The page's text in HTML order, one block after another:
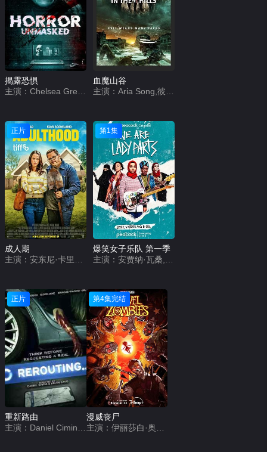
揭露恐惧
血魔山谷
正片
成人期
主演：安东尼·卡里根,卡雅·斯考达里奥,乔什·加德,比莉·洛德,亚历克斯·温特,Chris Candy,Leandro Vigueras,Nck Name,Jinny Wong
第1集
爆笑女子乐队 第一季
主演：安贾纳·瓦桑,莎拉·卡米拉·因皮,Faith Omole,Lucie Shorthouse,Juliette Motamed,艾莎·哈特,Chantelle Alle,哈勒玛·侯赛因,Sarah Daniela Seggari,扎齐·伊斯梅尔,大卫·艾弗里,Shobu Kapoor,Demmy Ladipo,Edesiri Okepnerho,Madhav Sharma,索菲娅·巴克莱,贾韦德·坎,海莉·玛丽·艾克斯,舒雅德·法瑞斯,奥利弗·芬尼根,马修·哈内斯
正片
重新路由
主演：Daniel CiminiKevin SavoRocky Savo
第4集完结
漫威丧尸
主演：伊丽莎白·奥尔森,保罗·路德,弗洛伦丝·皮尤,大卫·哈伯,泰莎·汤普森,刘思慕,海莉·斯坦菲尔德,奥卡菲娜,怀亚特·罗素,兰道尔·朴,伊曼·韦拉尼,多米妮克·索恩,托德·威廉姆斯